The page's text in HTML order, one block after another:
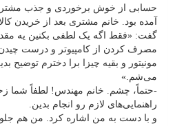
حسابی از خوش برخوردی و جذب
آمده بود. خانم مشتری بعد از خریدن
گفت: «فقط اگه یک لطفی بکنین یه
مصرف کردن از کامپیوتر و درست
مونیتور و بقیه چیزا برا دخترم توضیح
می‌شم.»
-حتماً، چشم. خانم مهندس! لطفاً شما
راهنمایی‌های لازم رو انجام بدین.
و با دست به من اشاره کرد. من هم جلو